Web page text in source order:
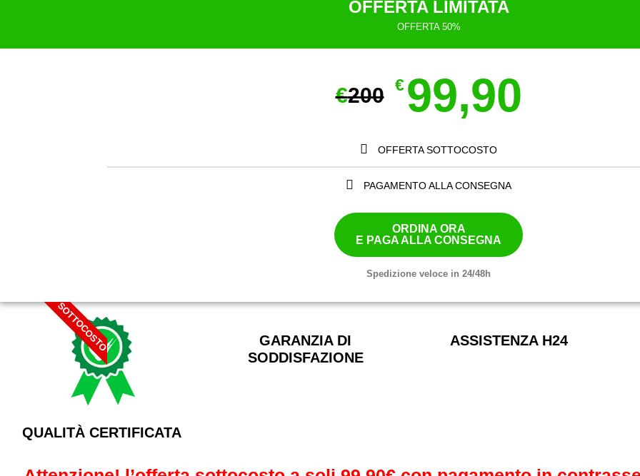
OFFERTA LIMITATA
OFFERTA 50%
€200 € 99,90
OFFERTA SOTTOCOSTO
PAGAMENTO ALLA CONSEGNA
ORDINA ORA
E PAGA ALLA CONSEGNA
Spedizione veloce in 24/48h
SOTTOCOSTO
QUALITÀ CERTIFICATA
GARANZIA DI
SODDISFAZIONE
ASSISTENZA H24